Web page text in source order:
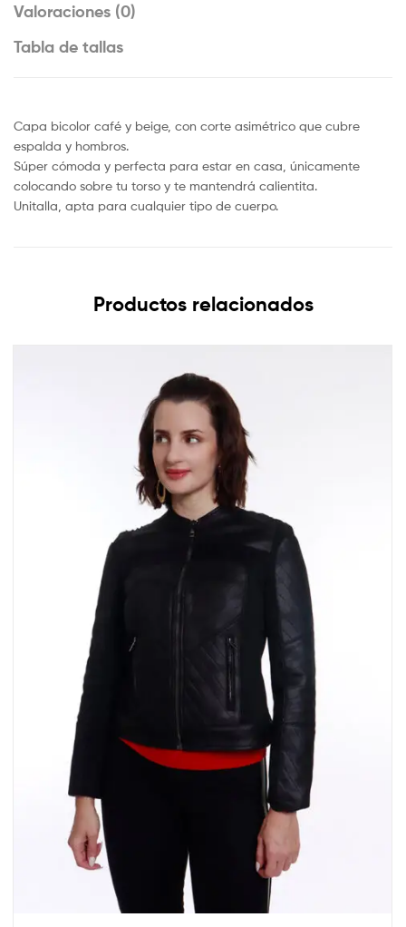
Valoraciones (0)
Tabla de tallas
Capa bicolor café y beige, con corte asimétrico que cubre
espalda y hombros.
Súper cómoda y perfecta para estar en casa, únicamente
colocando sobre tu torso y te mantendrá calientita.
Unitalla, apta para cualquier tipo de cuerpo.
Productos relacionados